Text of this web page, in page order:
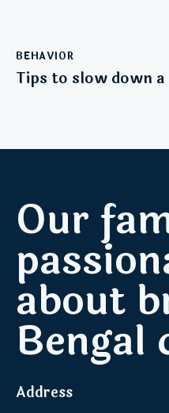
BEHAVIOR
Tips to slow down
Our
about
Bengal
Address